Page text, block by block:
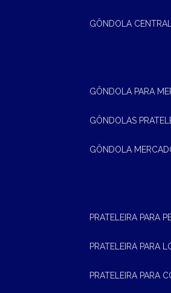
GÔNDOLA
GÔNDOLA PARA
GÔNDOLAS
GÔNDOLA
PRATELEIRA PARA
PRATELEIRA PARA
PRATELEIRA PARA